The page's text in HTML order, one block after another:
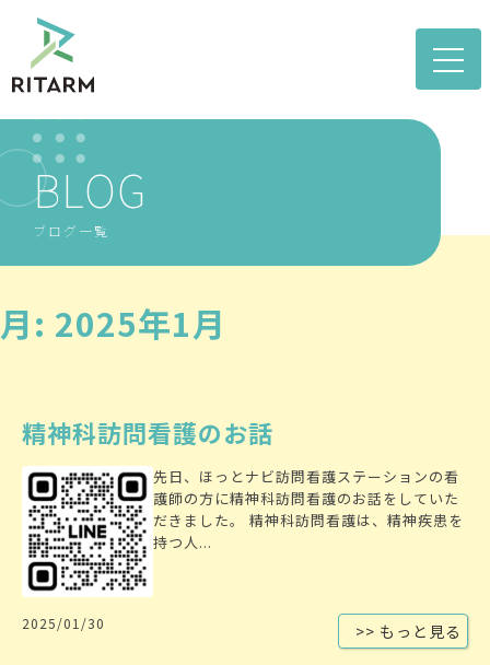
toggle
BLOG
ブログ一覧
月: 2025年1月
精神科訪問看護のお話
先日、ほっとナビ訪問看護ステーションの看
護師の方に精神科訪問看護のお話をしていた
だきました。 精神科訪問看護は、精神疾患を
持つ人...
2025/01/30 >> もっと見る